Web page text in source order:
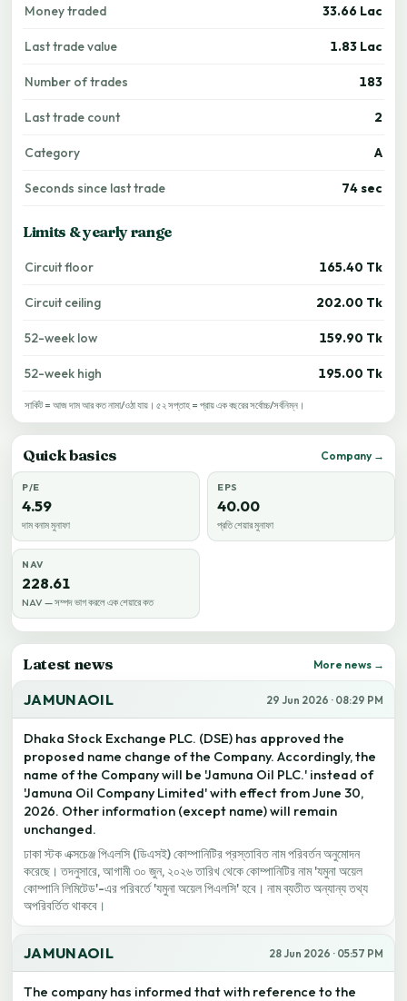
Money traded 33.66 Lac
Last trade value 1.83 Lac
Number of trades 183
Last trade count 2
Category A
Seconds since last trade 74 sec
Limits & yearly range
Circuit floor 165.40 Tk
Circuit ceiling 202.00 Tk
52-week low 159.90 Tk
52-week high 195.00 Tk
সার্কিট = আজ দাম আর কত নামা/ওঠা যায়। ৫২ সপ্তাহ = প্রায় এক বছরের সর্বোচ্চ/সর্বনিম্ন।
Quick basics Company →
P/E
4.59
দাম বনাম মুনাফা
EPS
40.00
প্রতি শেয়ার মুনাফা
NAV
228.61
NAV — সম্পদ ভাগ করলে এক শেয়ারে কত
Latest news More news →
JAMUNAOIL 29 Jun 2026 · 08:29 PM
Dhaka Stock Exchange PLC. (DSE) has approved the
proposed name change of the Company. Accordingly, the
name of the Company will be 'Jamuna Oil PLC.' instead of
'Jamuna Oil Company Limited' with effect from June 30,
2026. Other information (except name) will remain
unchanged.
ঢাকা স্টক এক্সচেঞ্জ পিএলসি (ডিএসই) কোম্পানিটির প্রস্তাবিত নাম পরিবর্তন অনুমোদন
করেছে। তদনুসারে, আগামী ৩০ জুন, ২০২৬ তারিখ থেকে কোম্পানিটির নাম 'যমুনা অয়েল
কোম্পানি লিমিটেড'-এর পরিবর্তে 'যমুনা অয়েল পিএলসি' হবে। নাম ব্যতীত অন্যান্য তথ্য
অপরিবর্তিত থাকবে।
JAMUNAOIL 28 Jun 2026 · 05:57 PM
The company has informed that with reference to the